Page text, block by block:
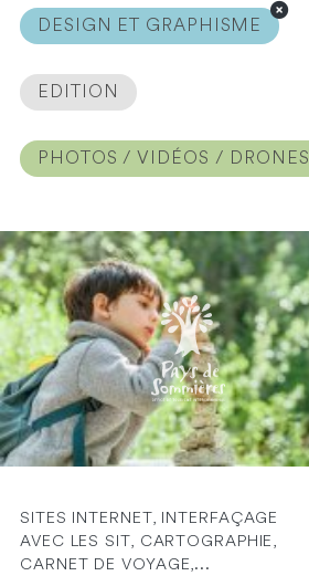
DESIGN ET GRAPHISME
EDITION
PHOTOS / VIDÉOS / DRONES
SITES INTERNET, INTERFAÇAGE
AVEC LES SIT, CARTOGRAPHIE,
CARNET DE VOYAGE,...